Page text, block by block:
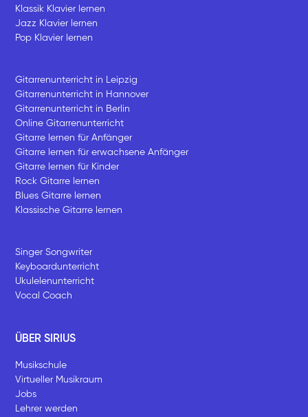
Klassik Klavier lernen
Jazz Klavier lernen
Pop Klavier lernen
Gitarrenunterricht in Leipzig
Gitarrenunterricht in Hannover
Gitarrenunterricht in Berlin
Online Gitarrenunterricht
Gitarre lernen für Anfänger
Gitarre lernen für erwachsene Anfänger
Gitarre lernen für Kinder
Rock Gitarre lernen
Blues Gitarre lernen
Klassische Gitarre lernen
Singer Songwriter
Keyboardunterricht
Ukulelenunterricht
Vocal Coach
ÜBER SIRIUS
Musikschule
Virtueller Musikraum
Jobs
Lehrer werden